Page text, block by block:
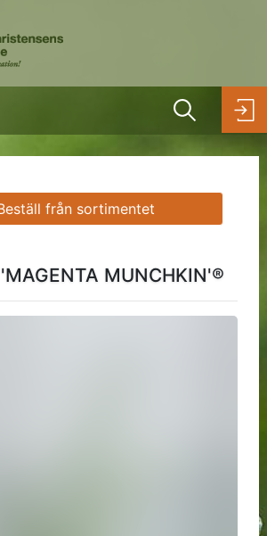
MUNCHKIN'®
från sortimentet